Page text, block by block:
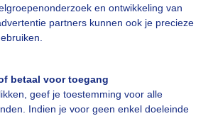
en ontwikkeling van
partners kunnen ook je precieze
betaal voor toegang
geef je toestemming voor alle
Indien je voor geen enkel doeleinde